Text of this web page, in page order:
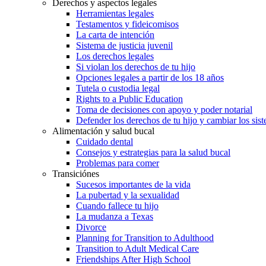
Derechos y aspectos legales
Herramientas legales
Testamentos y fideicomisos
La carta de intención
Sistema de justicia juvenil
Los derechos legales
Si violan los derechos de tu hijo
Opciones legales a partir de los 18 años
Tutela o custodia legal
Rights to a Public Education
Toma de decisiones con apoyo y poder notarial
Defender los derechos de tu hijo y cambiar los
Alimentación y salud bucal
Cuidado dental
Consejos y estrategias para la salud bucal
Problemas para comer
Transiciónes
Sucesos importantes de la vida
La pubertad y la sexualidad
Cuando fallece tu hijo
La mudanza a Texas
Divorce
Planning for Transition to Adulthood
Transition to Adult Medical Care
Friendships After High School